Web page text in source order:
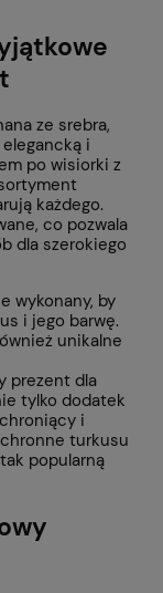
ze srebra,
i
po wisiorki z
każdego.
co pozwala
dla szerokiego
wykonany, by
i jego barwę.
unikalne
prezent dla
tylko dodatek
i
turkusu
popularną